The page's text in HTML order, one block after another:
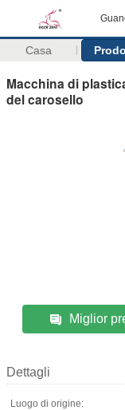
Casa
Macchina di
del carosello
Miglior
Dettagli
Luogo di origine: